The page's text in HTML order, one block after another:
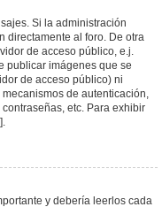
Si la administración
directamente al foro. De otra
de acceso público, e.j.
publicar imágenes que se
de acceso público) ni
de autenticación,
etc. Para exhibir
y debería leerlos cada